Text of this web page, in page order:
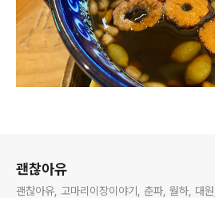
괜찮아유
괜찮아유, 고마리이장이야기, 춘파, 월하, 대원, 공주이야기,